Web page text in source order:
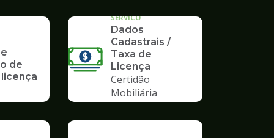
de
SERVICO
Dados
Cadastrais /
Taxa de
Licença
Certidão
Mobiliária